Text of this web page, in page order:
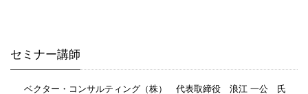
セミナー講師
ベクター・コンサルティング（株） 代表取締役 浪江 一公 氏